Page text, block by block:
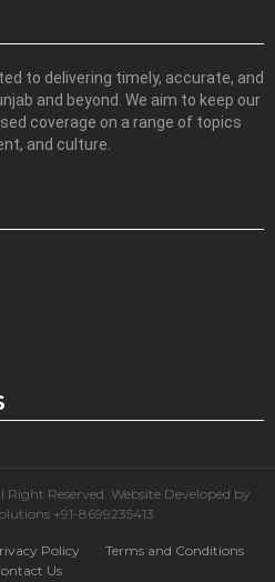
to delivering timely, accurate, and
and beyond. We aim to keep our
coverage on a range of topics
and culture.
Reserved. Website Developed by
+91-8699235413
Policy
Terms and Conditions
Us